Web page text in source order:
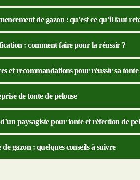
de gazon : qu’est ce qu’il faut
: comment faire pour la réussir ?
et recommandations pour réussir sa tonte
de tonte de pelouse
paysagiste pour tonte et réfection de
de gazon : quelques conseils à suivre